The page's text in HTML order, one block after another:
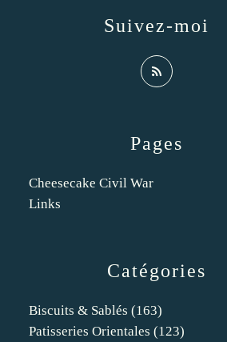
Catégories
Biscuits & Sablés (163)
Patisseries Orientales (123)
Pages
Cheesecake Civil War
Links
Suivez-moi